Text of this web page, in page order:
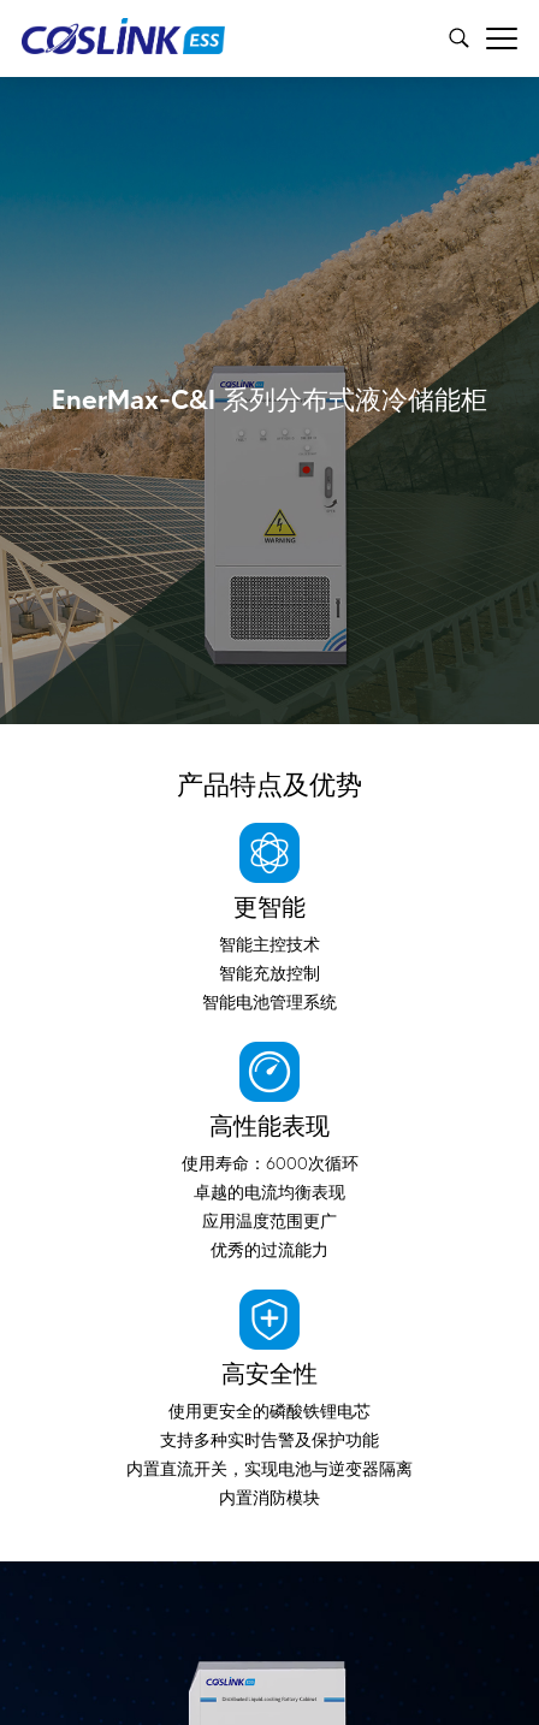
EnerMax-C&I 系列分布式液冷储能柜
产品特点及优势
更智能
智能主控技术
智能充放控制
智能电池管理系统
高性能表现
使用寿命：6000次循环
卓越的电流均衡表现
应用温度范围更广
优秀的过流能力
高安全性
使用更安全的磷酸铁锂电芯
支持多种实时告警及保护功能
内置直流开关，实现电池与逆变器隔离
内置消防模块